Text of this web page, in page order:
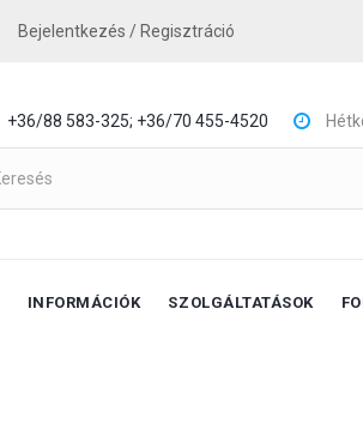
Bejelentkezés / Regisztráció
+36/88 583-325; +36/70 455-4520
INFORMÁCIÓK SZOLGÁLTATÁSOK